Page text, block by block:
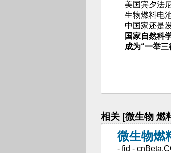
美国宾夕法
生物燃料电
中国家还是
国家自然科
成为“一举三
相关 [微生物 燃
微生物燃
- fid -